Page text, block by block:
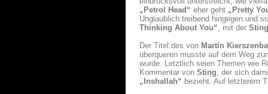
„Petrol Head“ eher geht „Pretty
Unglaublich treibend hingegen und
Thinking About You“, mit der Sting
Der Titel des von Martin
überqueren musste auf dem Weg
wurde. Letztlich seien Themen wie
Kommentar von Sting, der sich
„Inshallah“ bezieht. Auf letzterem